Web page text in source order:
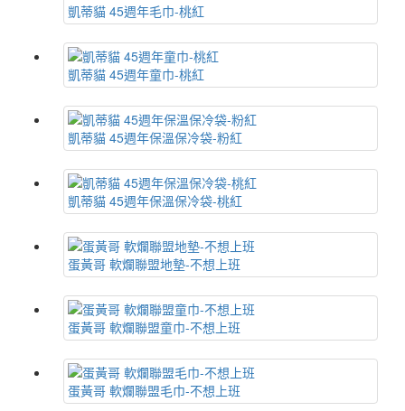
凱蒂貓 45週年毛巾-桃紅
凱蒂貓 45週年童巾-桃紅
凱蒂貓 45週年保溫保冷袋-粉紅
凱蒂貓 45週年保溫保冷袋-桃紅
蛋黃哥 軟爛聯盟地墊-不想上班
蛋黃哥 軟爛聯盟童巾-不想上班
蛋黃哥 軟爛聯盟毛巾-不想上班